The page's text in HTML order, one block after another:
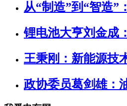
从“制造”到“智造”
锂电池大亨刘金成
王秉刚：新能源技
政协委员葛剑雄：